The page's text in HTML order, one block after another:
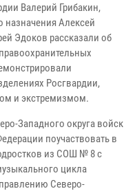
Валерий Грибакин,
назначения Алексей
Эдоков рассказали об
Росгвардии,
и экстремизмом.
Западного округа войск
поучаствовать в
из СОШ № 8 с
цикла
Северо-